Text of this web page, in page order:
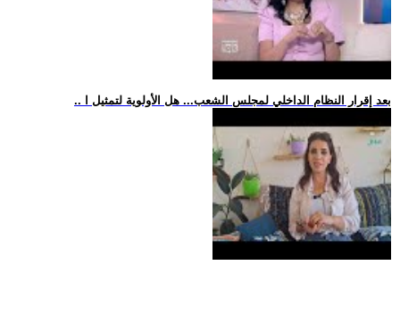
.. بعد إقرار النظام الداخلي لمجلس الشعب... هل الأولوية لتمثيل ا